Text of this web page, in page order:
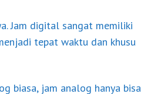
Jam digital sangat memiliki
tepat waktu dan khusu
biasa, jam analog hanya bisa